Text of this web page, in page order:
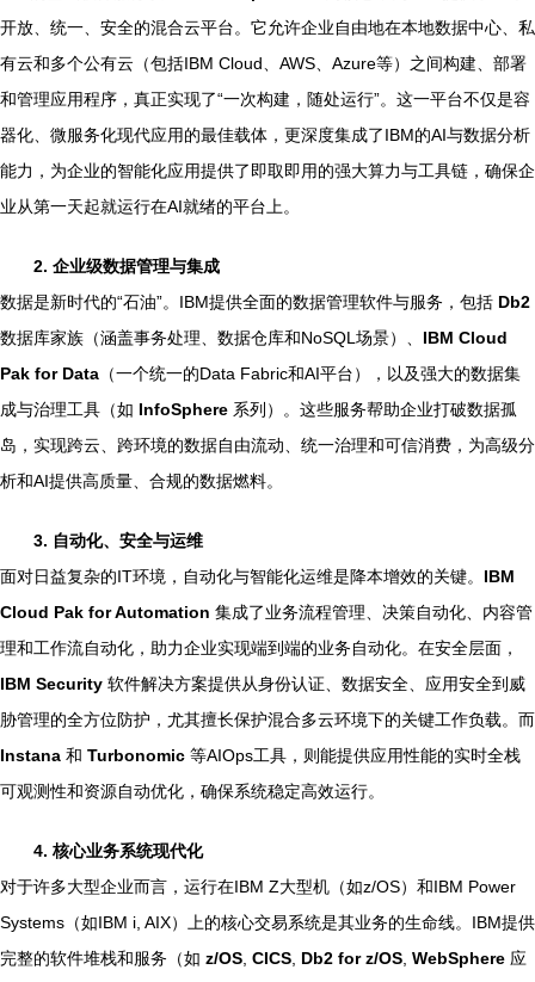
开放、统一、安全的混合云平台。它允许企业自由地在本地数据中心、私
有云和多个公有云（包括IBM Cloud、AWS、Azure等）之间构建、部署
和管理应用程序，真正实现了“一次构建，随处运行”。这一平台不仅是容
器化、微服务化现代应用的最佳载体，更深度集成了IBM的AI与数据分析
能力，为企业的智能化应用提供了即取即用的强大算力与工具链，确保企
业从第一天起就运行在AI就绪的平台上。
2. 企业级数据管理与集成
数据是新时代的“石油”。IBM提供全面的数据管理软件与服务，包括 Db2
数据库家族（涵盖事务处理、数据仓库和NoSQL场景）、 IBM Cloud
Pak for Data （一个统一的Data Fabric和AI平台），以及强大的数据集
成与治理工具（如 InfoSphere 系列）。这些服务帮助企业打破数据孤
岛，实现跨云、跨环境的数据自由流动、统一治理和可信消费，为高级分
析和AI提供高质量、合规的数据燃料。
3. 自动化、安全与运维
面对日益复杂的IT环境，自动化与智能化运维是降本增效的关键。 IBM
Cloud Pak for Automation 集成了业务流程管理、决策自动化、内容管
理和工作流自动化，助力企业实现端到端的业务自动化。在安全层面，
IBM Security 软件解决方案提供从身份认证、数据安全、应用安全到威
胁管理的全方位防护，尤其擅长保护混合多云环境下的关键工作负载。而
Instana 和 Turbonomic 等AIOps工具，则能提供应用性能的实时全栈
可观测性和资源自动优化，确保系统稳定高效运行。
4. 核心业务系统现代化
对于许多大型企业而言，运行在IBM Z大型机（如z/OS）和IBM Power
Systems（如IBM i, AIX）上的核心交易系统是其业务的生命线。IBM提供
完整的软件堆栈和服务（如 z/OS CICS Db2 for z/OS WebSphere 应